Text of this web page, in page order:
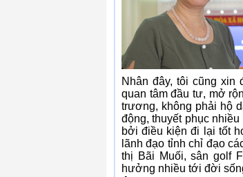
Nhân đây, tôi cũng
quan tâm đầu tư, mở
trương, không phải hộ
động, thuyết phục
bởi điều kiện đi lại tốt
lãnh đạo tỉnh chỉ đạo
thị Bãi Muối, sân golf
hưởng nhiều tới đời